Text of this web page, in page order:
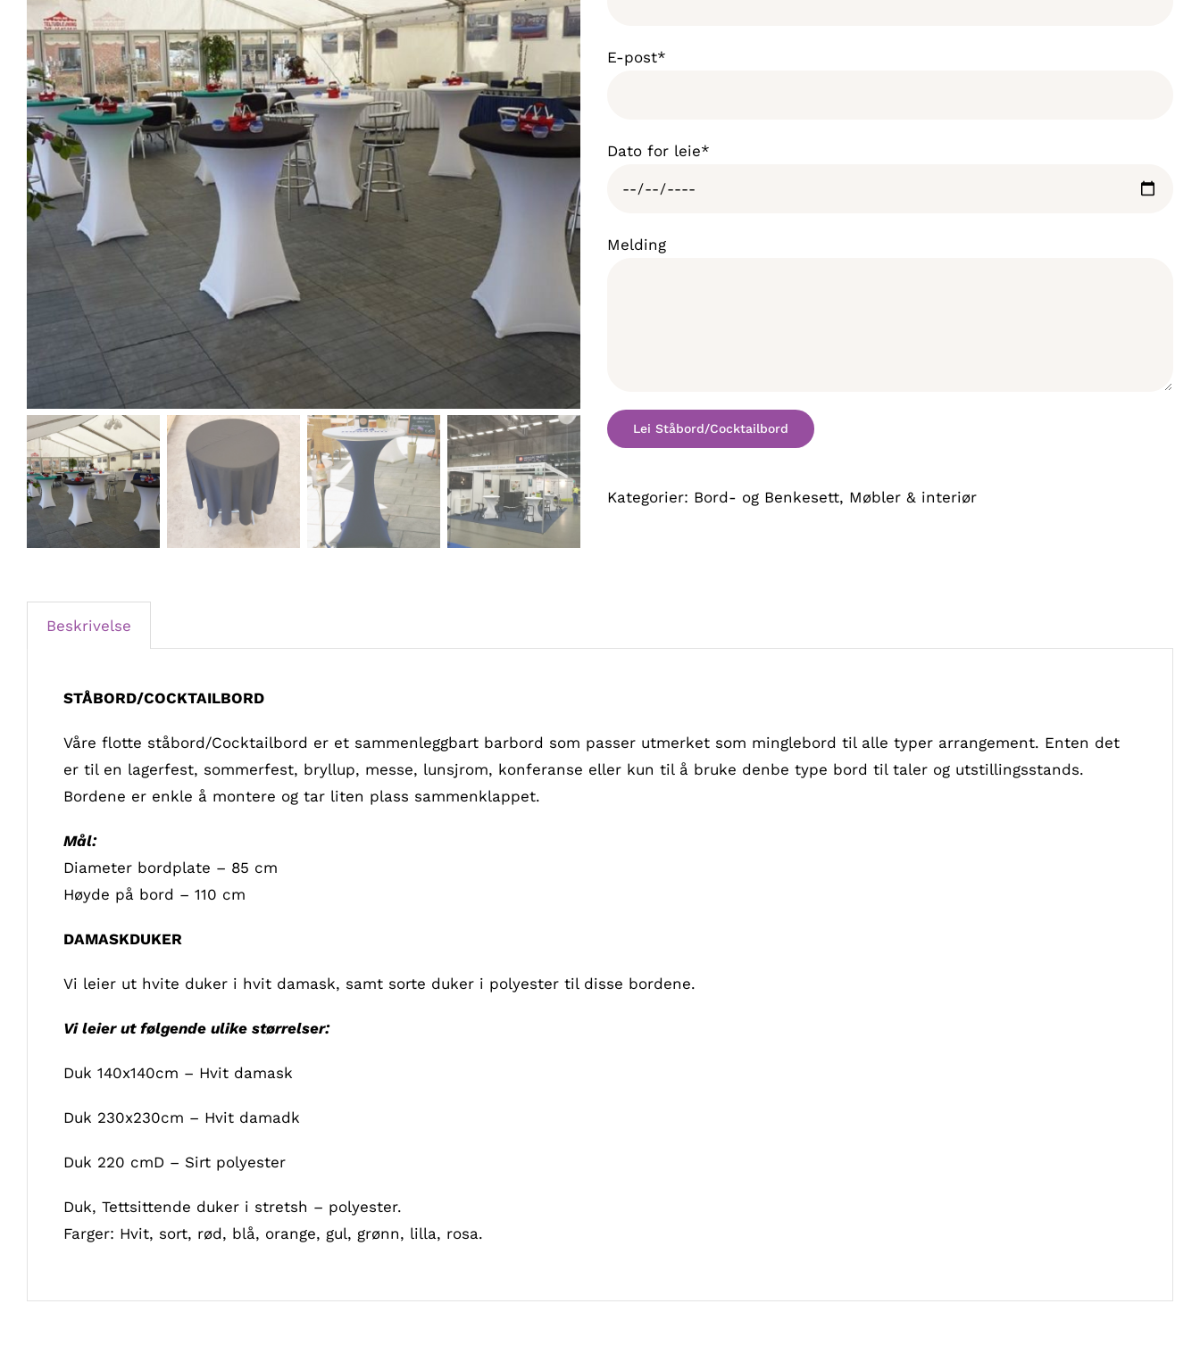
E-post*
Dato for leie*
Melding
Kategorier: Bord- og Benkesett, Møbler & interiør
Beskrivelse
STÅBORD/COCKTAILBORD
Våre flotte ståbord/Cocktailbord er et sammenleggbart barbord som passer utmerket som minglebord til alle typer arrangement. Enten det
er til en lagerfest, sommerfest, bryllup, messe, lunsjrom, konferanse eller kun til å bruke denbe type bord til taler og utstillingsstands.
Bordene er enkle å montere og tar liten plass sammenklappet.
Mål:
Diameter bordplate – 85 cm
Høyde på bord – 110 cm
DAMASKDUKER
Vi leier ut hvite duker i hvit damask, samt sorte duker i polyester til disse bordene.
Vi leier ut følgende ulike størrelser:
Duk 140x140cm – Hvit damask
Duk 230x230cm – Hvit damadk
Duk 220 cmD – Sirt polyester
Duk, Tettsittende duker i stretsh – polyester.
Farger: Hvit, sort, rød, blå, orange, gul, grønn, lilla, rosa.